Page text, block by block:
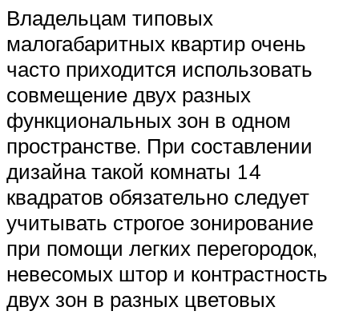
Владельцам типовых
малогабаритных квартир очень
часто приходится использовать
совмещение двух разных
функциональных зон в одном
пространстве. При составлении
дизайна такой комнаты 14
квадратов обязательно следует
учитывать строгое зонирование
при помощи легких перегородок,
невесомых штор и контрастность
двух зон в разных цветовых